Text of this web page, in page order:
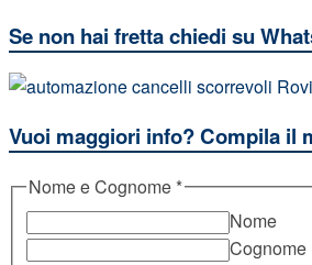
Se non hai fretta chiedi su
Vuoi maggiori info? Compila il
Nome e Cognome *
Nome
Cognome